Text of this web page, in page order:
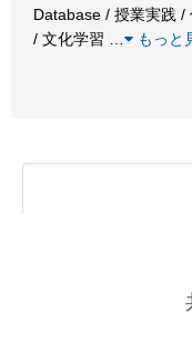
Database / 授業実践 /
/ 文化学習
もっと